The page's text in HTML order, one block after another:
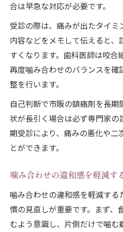
合は早急な対応が必要です。
受診の際は、痛みが出たタイ
内容などをメモして伝えると、
すくなります。歯科医師は咬合
再度噛み合わせのバランスを確
整を行います。
自己判断で市販の鎮痛剤を長
状が長引く場合は必ず専門家の
期受診により、痛みの悪化や二
とができます。
噛み合わせの違和感を軽減す
噛み合わせの違和感を軽減する
慣の見直しが重要です。まず、
むよう意識し、片側だけで噛